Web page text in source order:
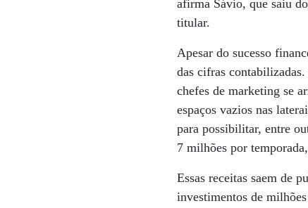
afirma Sávio, que saiu
titular.
Apesar do sucesso
das cifras
chefes de marketing se
espaços vazios nas
para possibilitar, entre
7 milhões por
Essas receitas saem de
investimentos de